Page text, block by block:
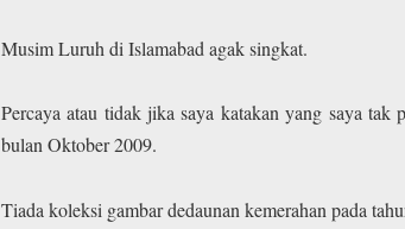
Musim Luruh di Islamabad agak singkat.
Percaya atau tidak jika saya katakan yang saya tak
bulan Oktober 2009.
Tiada koleksi gambar dedaunan kemerahan pada